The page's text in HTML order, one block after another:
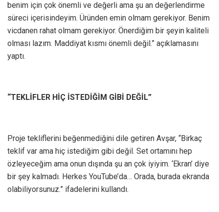
benim için çok önemli ve değerli ama şu an değerlendirme
süreci içerisindeyim. Üründen emin olmam gerekiyor. Benim
vicdanen rahat olmam gerekiyor. Önerdiğim bir şeyin kaliteli
olması lazım. Maddiyat kısmı önemli değil.” açıklamasını
yaptı.
“TEKLİFLER HİÇ İSTEDİĞİM GİBİ DEĞİL”
Proje tekliflerini beğenmediğini dile getiren Avşar, “Birkaç
teklif var ama hiç istediğim gibi değil. Set ortamını hep
özleyeceğim ama onun dışında şu an çok iyiyim. ‘Ekran’ diye
bir şey kalmadı. Herkes YouTube’da… Orada, burada ekranda
olabiliyorsunuz.” ifadelerini kullandı.